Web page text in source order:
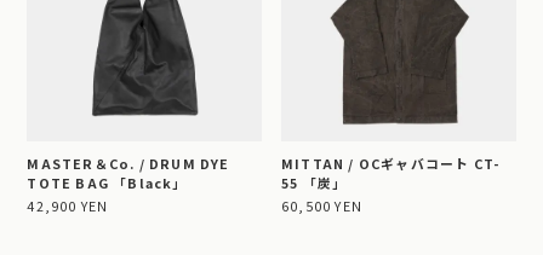
MASTER＆Co. / DRUM DYE
TOTE BAG 「Black」
42,900 YEN
MITTAN / OCギャバコート CT-
55 「炭」
60,500 YEN